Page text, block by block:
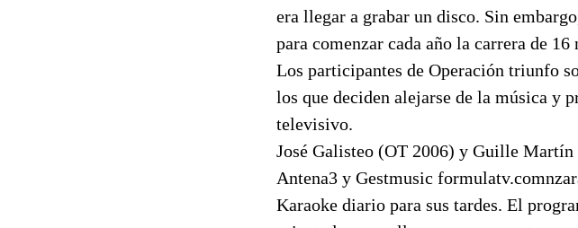
era llegar a grabar un disco. Sin
para comenzar cada año la carrera de 16
Los participantes de Operación triunfo
los que deciden alejarse de la música y
televisivo.
José Galisteo (OT 2006) y Guille
Antena3 y Gestmusic
Karaoke diario para sus tardes. El